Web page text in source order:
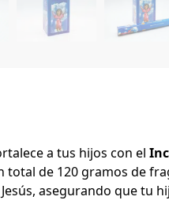
a tus hijos con el
total de 120 gramos de
asegurando que tu